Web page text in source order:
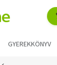
GYEREKKÖNYV